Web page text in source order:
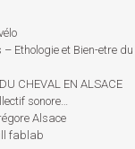
Ethologie et Bien-etre du
CHEVAL EN ALSACE
sonore…
Alsace
fablab